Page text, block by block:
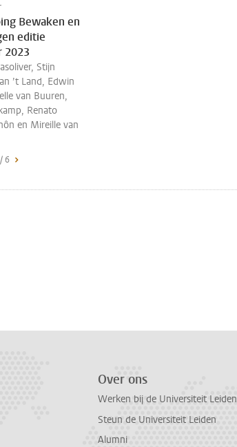
Bewaken en
editie
2023
Stijn
’t Land, Edwin
van Buuren,
Renato
en Mireille van
6
Over ons
Werken bij de Universiteit Leiden
Steun de Universiteit Leiden
Alumni